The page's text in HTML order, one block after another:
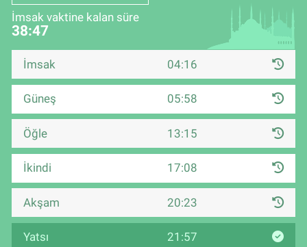
İmsak vaktine kalan süre
38:47
İmsak 04:16
Güneş 05:58
Öğle 13:15
İkindi 17:08
Akşam 20:23
Yatsı 21:57